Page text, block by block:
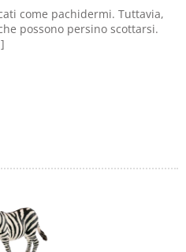
come pachidermi. Tuttavia,
possono persino scottarsi.